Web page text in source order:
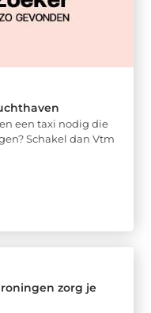
een taxi nodig die
Schakel dan Vtm
zorg je